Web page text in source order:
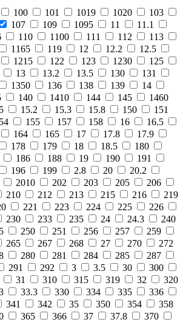
100 101 1019 1020
103
107 109 1095 11
11.1
110 1100 111 112
113
1165 119 12 12.2
12.5
1215 122 123 1230
125
13 13.2 13.5 130
131
1350 136 138 139
14
140 1410 144 145
1460
15.2 15.3 15.8 150
151
155 157 158 16
16.5
164 165 17 17.8
17.9
178 179 18 18.5
180
186 188 19 190
191
196 199 2.8 20
20.2
2010 202 203 205
206
210 212 213 215 216
219
221 223 224 225
226
230 233 235 24 24.3
240
250 251 256 257
259
265 267 268 27 270
272
280 281 284 285
287
291 292 3 3.5 30
300
31 310 315 319 32
320
33.3 330 334 335
336
341 342 35 350 354
358
365 366 37 37.8
370